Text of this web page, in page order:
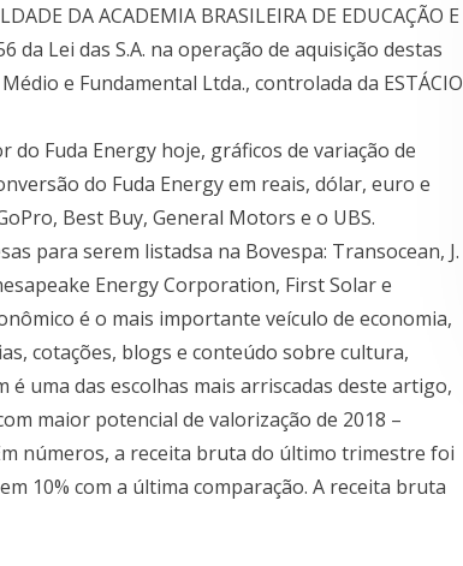
DA ACADEMIA BRASILEIRA DE EDUCAÇÃO E
da Lei das S.A. na operação de aquisição destas
e Fundamental Ltda., controlada da ESTÁCIO
do Fuda Energy hoje, gráficos de variação de
do Fuda Energy em reais, dólar, euro e
Best Buy, General Motors e o UBS.
para serem listadsa na Bovespa: Transocean, J.
Energy Corporation, First Solar e
é o mais importante veículo de economia,
cotações, blogs e conteúdo sobre cultura,
uma das escolhas mais arriscadas deste artigo,
maior potencial de valorização de 2018 –
números, a receita bruta do último trimestre foi
10% com a última comparação. A receita bruta